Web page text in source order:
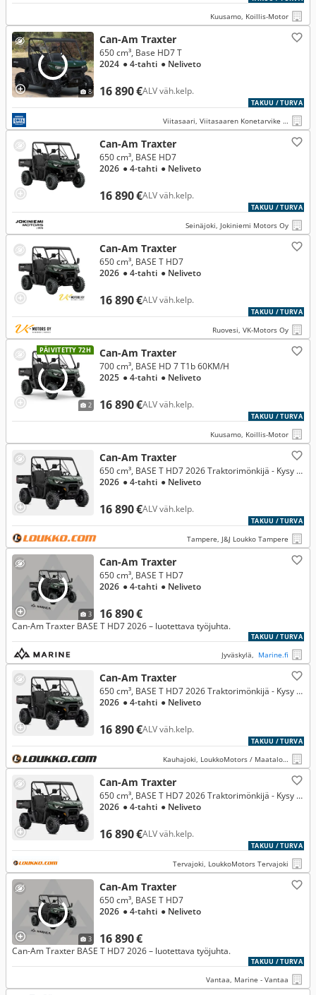
Kuusamo, Koillis-Motor
8
Can-Am Traxter
16 890 €ALV väh.kelp.
650 cm³, Base HD7 T
2024 ● 4-tahti ● Neliveto
TAKUU / TURVA
Viitasaari, Viitasaaren Konetarvike – Oikea Konekauppa
Can-Am Traxter
16 890 €ALV väh.kelp.
650 cm³, BASE HD7
2026 ● 4-tahti ● Neliveto
TAKUU / TURVA
Seinäjoki, Jokiniemi Motors Oy
Can-Am Traxter
16 890 €ALV väh.kelp.
650 cm³, BASE T HD7
2026 ● 4-tahti ● Neliveto
TAKUU / TURVA
Ruovesi, VK-Motors Oy
PÄIVITETTY 72H
2
Can-Am Traxter
16 890 €ALV väh.kelp.
700 cm³, BASE HD 7 T1b 60KM/H
2025 ● 4-tahti ● Neliveto
TAKUU / TURVA
Kuusamo, Koillis-Motor
Can-Am Traxter
16 890 €ALV väh.kelp.
650 cm³, BASE T HD7 2026 Traktorimönkijä - Kysy edulliset rahoitukset!
2026 ● 4-tahti ● Neliveto
TAKUU / TURVA
Tampere, J&J Loukko Tampere
3
Can-Am Traxter
16 890 €
650 cm³, BASE T HD7
2026 ● 4-tahti ● Neliveto
Can-Am Traxter BASE T HD7 2026 – luotettava työjuhta.
TAKUU / TURVA
Jyväskylä, Marine.fi
Can-Am Traxter
16 890 €ALV väh.kelp.
650 cm³, BASE T HD7 2026 Traktorimönkijä - Kysy edulliset rahoitukset!
2026 ● 4-tahti ● Neliveto
TAKUU / TURVA
Kauhajoki, LoukkoMotors / Maatalous Kauhajoki
Can-Am Traxter
16 890 €ALV väh.kelp.
650 cm³, BASE T HD7 2026 Traktorimönkijä - Kysy edulliset rahoitukset!
2026 ● 4-tahti ● Neliveto
TAKUU / TURVA
Tervajoki, LoukkoMotors Tervajoki
3
Can-Am Traxter
16 890 €
650 cm³, BASE T HD7
2026 ● 4-tahti ● Neliveto
Can-Am Traxter BASE T HD7 2026 – luotettava työjuhta.
TAKUU / TURVA
Vantaa, Marine - Vantaa